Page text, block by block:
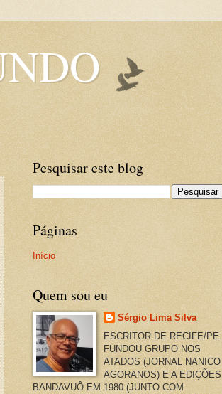
Pesquisar este blog
Páginas
Início
Quem sou eu
Sérgio Lima Silva
ESCRITOR DE RECIFE/PE.
FUNDOU GRUPO NOS
ATADOS (JORNAL NANICO
AGORANOS) E A EDIÇÕES
BANDAVUÔ EM 1980 (JUNTO COM